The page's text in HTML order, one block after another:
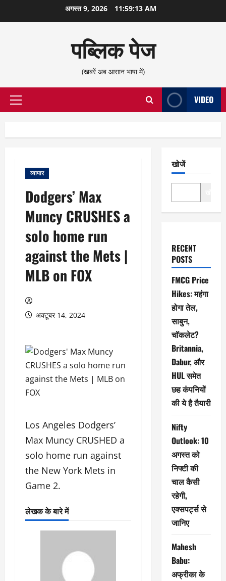
सामग्री
अगस्त 9, 2026 11:59:14 AM
पब्लिक पेज
(खबरें अब आसान भाषा में)
प्राथमिक
VIDEO
व्यापार
Dodgers’ Max
Muncy CRUSHES a
solo home run
against the Mets |
MLB on FOX
अक्टूबर 14, 2024
Los Angeles Dodgers’
Max Muncy CRUSHED a
solo home run against
the New York Mets in
Game 2.
लेखक के बारे में
खोजें
RECENT
POSTS
FMCG Price
Hikes: महंगा
होगा तेल,
साबुन,
चॉकलेट?
Britannia,
Dabur, और
HUL समेत
छह कंपनियों
की ये है तैयारी
Nifty
Outlook: 10
अगस्त को
निफ्टी की
चाल कैसी
रहेगी,
एक्सपर्ट्स से
जानिए
Mahesh
Babu:
अफ्रीका के